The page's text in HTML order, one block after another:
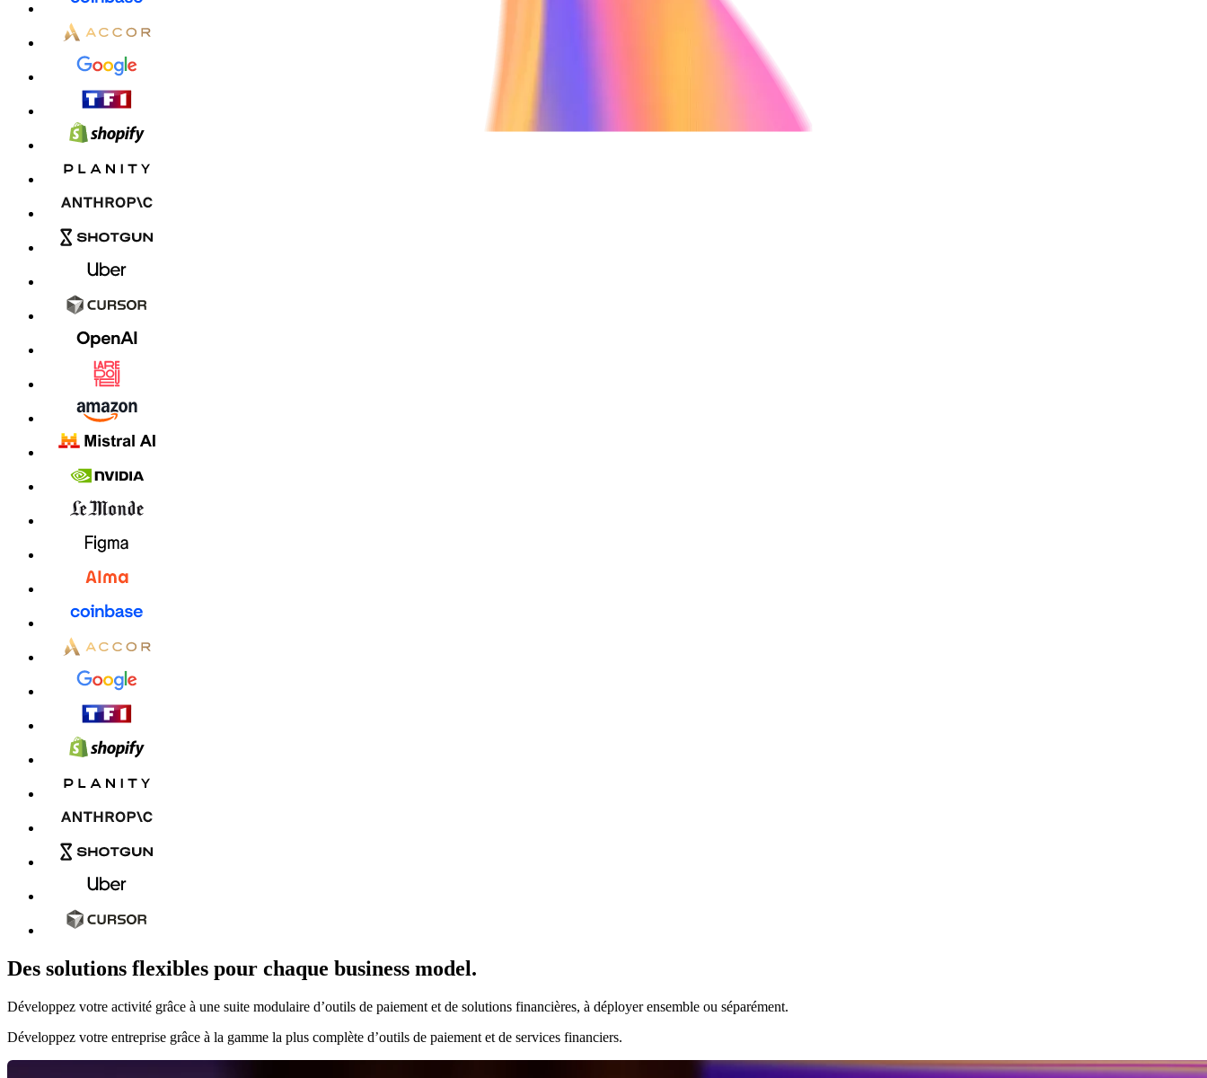
Des solutions flexibles pour chaque business model.
Développez votre activité grâce à une suite modulaire d’outils de paiement et de solutions financières, à déployer ensemble ou séparément.
Développez votre entreprise grâce à la gamme la plus complète d’outils de paiement et de services financiers.
0,01 € pour1 000